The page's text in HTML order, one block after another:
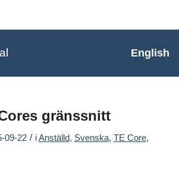
English
gränssnitt
09-22 / iAnställd, Svenska, TE Core,